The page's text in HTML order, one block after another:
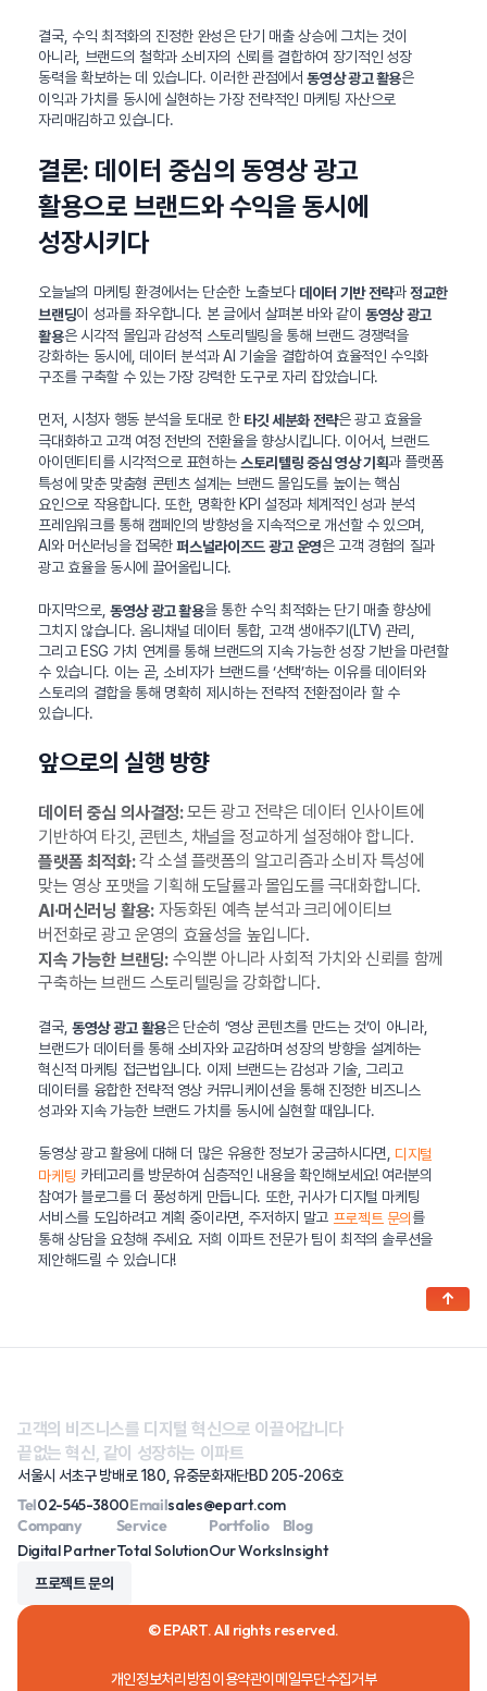
결국, 수익 최적화의 진정한 완성은 단기 매출 상승에 그치는 것이
아니라, 브랜드의 철학과 소비자의 신뢰를 결합하여 장기적인 성장
동력을 확보하는 데 있습니다. 이러한 관점에서동영상 광고 활용은
이익과 가치를 동시에 실현하는 가장 전략적인 마케팅 자산으로
자리매김하고 있습니다.
결론: 데이터 중심의 동영상 광고
활용으로 브랜드와 수익을 동시에
성장시키다
오늘날의 마케팅 환경에서는 단순한 노출보다 데이터 기반 전략과정교한
브랜딩이 성과를 좌우합니다. 본 글에서 살펴본 바와 같이동영상 광고
활용은 시각적 몰입과 감성적 스토리텔링을 통해 브랜드 경쟁력을
강화하는 동시에, 데이터 분석과 AI 기술을 결합하여 효율적인 수익화
구조를 구축할 수 있는 가장 강력한 도구로 자리 잡았습니다.
먼저, 시청자 행동 분석을 토대로 한 타깃 세분화 전략은 광고 효율을
극대화하고 고객 여정 전반의 전환율을 향상시킵니다. 이어서, 브랜드
아이덴티티를 시각적으로 표현하는스토리텔링 중심 영상 기획과 플랫폼
특성에 맞춘 맞춤형 콘텐츠 설계는 브랜드 몰입도를 높이는 핵심
요인으로 작용합니다. 또한, 명확한 KPI 설정과 체계적인 성과 분석
프레임워크를 통해 캠페인의 방향성을 지속적으로 개선할 수 있으며,
AI와 머신러닝을 접목한퍼스널라이즈드 광고 운영은 고객 경험의 질과
광고 효율을 동시에 끌어올립니다.
마지막으로, 동영상 광고 활용을 통한 수익 최적화는 단기 매출 향상에
그치지 않습니다. 옴니채널 데이터 통합, 고객 생애주기(LTV) 관리,
그리고 ESG 가치 연계를 통해 브랜드의 지속 가능한 성장 기반을 마련할
수 있습니다. 이는 곧, 소비자가 브랜드를 ‘선택’하는 이유를 데이터와
스토리의 결합을 통해 명확히 제시하는 전략적 전환점이라 할 수
있습니다.
앞으로의 실행 방향
데이터 중심 의사결정:모든 광고 전략은 데이터 인사이트에
기반하여 타깃, 콘텐츠, 채널을 정교하게 설정해야 합니다.
플랫폼 최적화:각 소셜 플랫폼의 알고리즘과 소비자 특성에
맞는 영상 포맷을 기획해 도달률과 몰입도를 극대화합니다.
AI·머신러닝 활용:자동화된 예측 분석과 크리에이티브
버전화로 광고 운영의 효율성을 높입니다.
지속 가능한 브랜딩:수익뿐 아니라 사회적 가치와 신뢰를 함께
구축하는 브랜드 스토리텔링을 강화합니다.
결국, 동영상 광고 활용은 단순히 ‘영상 콘텐츠를 만드는 것’이 아니라,
브랜드가 데이터를 통해 소비자와 교감하며 성장의 방향을 설계하는
혁신적 마케팅 접근법입니다. 이제 브랜드는 감성과 기술, 그리고
데이터를 융합한 전략적 영상 커뮤니케이션을 통해 진정한 비즈니스
성과와 지속 가능한 브랜드 가치를 동시에 실현할 때입니다.
동영상 광고 활용에 대해 더 많은 유용한 정보가 궁금하시다면, 디지털
마케팅 카테고리를 방문하여 심층적인 내용을 확인해보세요! 여러분의
참여가 블로그를 더 풍성하게 만듭니다. 또한, 귀사가 디지털 마케팅
서비스를 도입하려고 계획 중이라면, 주저하지 말고 프로젝트 문의를
통해 상담을 요청해 주세요. 저희 이파트 전문가 팀이 최적의 솔루션을
제안해드릴 수 있습니다!
고객의 비즈니스를 디지털 혁신으로 이끌어갑니다
끝없는 혁신, 같이 성장하는 이파트
서울시 서초구 방배로 180, 유중문화재단BD 205-206호
Tel02-545-3800Emailsales@epart.com
Company
Digital Partner
Service
Total Solution
Portfolio
Our Works
Blog
Insight
프로젝트 문의
© EPART. All rights reserved.
개인정보처리방침이용약관이메일무단수집거부
↑